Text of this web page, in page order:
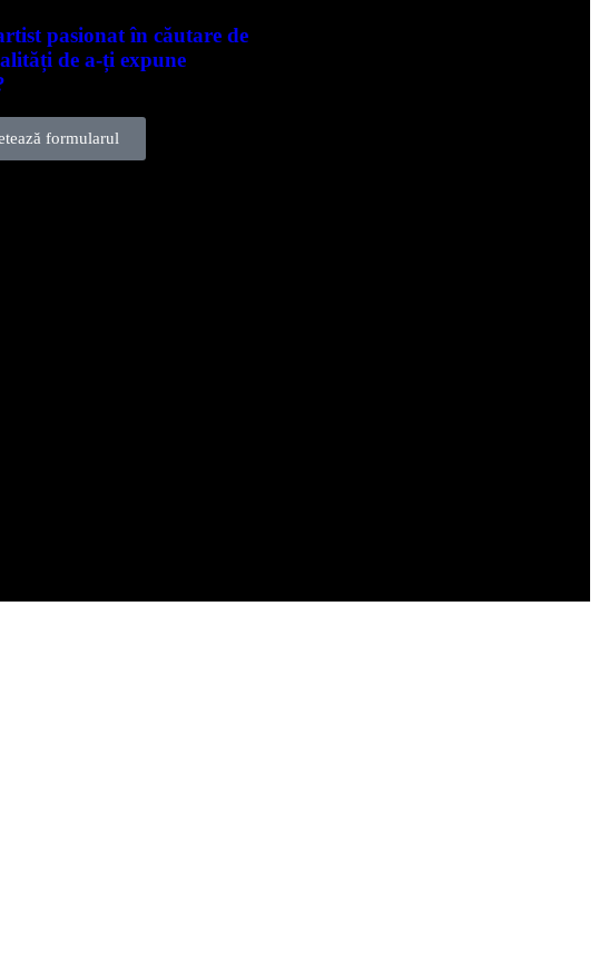
pasionat în căutare de
de a-ți expune
formularul